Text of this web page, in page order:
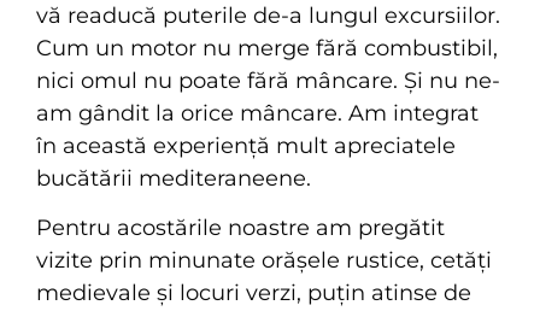
vă readucă puterile de-a lungul excursiilor.
Cum un motor nu merge fără combustibil,
nici omul nu poate fără mâncare. Și nu ne-
am gândit la orice mâncare. Am integrat
în această experiență mult apreciatele
bucătării mediteraneene.
Pentru acostările noastre am pregătit
vizite prin minunate orășele rustice, cetăți
medievale și locuri verzi, puțin atinse de